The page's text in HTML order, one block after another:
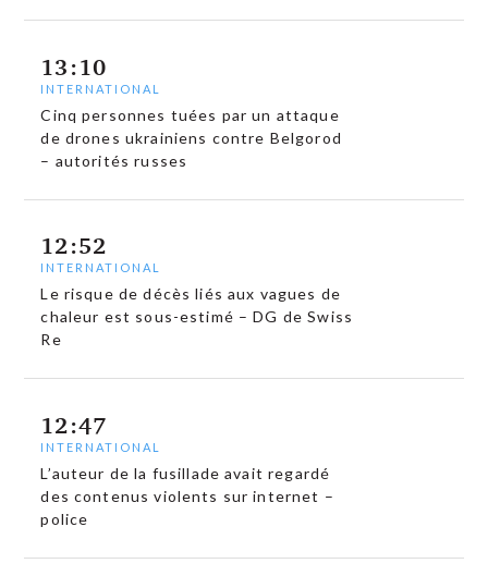
13:10
INTERNATIONAL
Cinq personnes tuées par un attaque
de drones ukrainiens contre Belgorod
– autorités russes
12:52
INTERNATIONAL
Le risque de décès liés aux vagues de
chaleur est sous-estimé – DG de Swiss
Re
12:47
INTERNATIONAL
L’auteur de la fusillade avait regardé
des contenus violents sur internet –
police